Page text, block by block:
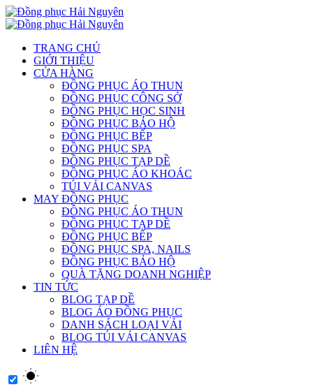
TRANG CHỦ
GIỚI THIỆU
CỬA HÀNG
ĐỒNG PHỤC ÁO THUN
ĐỒNG PHỤC CÔNG SỞ
ĐỒNG PHỤC HỌC SINH
ĐỒNG PHỤC BẢO HỘ
ĐỒNG PHỤC BẾP
ĐỒNG PHỤC SPA
ĐỒNG PHỤC TẠP DỀ
ĐỒNG PHỤC ÁO KHOÁC
TÚI VẢI CANVAS
MAY ĐỒNG PHỤC
ĐỒNG PHỤC ÁO THUN
ĐỒNG PHỤC TẠP DỀ
ĐỒNG PHỤC BẾP
ĐỒNG PHỤC SPA, NAILS
ĐỒNG PHỤC BẢO HỘ
QUÀ TẶNG DOANH NGHIỆP
TIN TỨC
BLOG TẠP DỀ
BLOG ÁO ĐỒNG PHỤC
DANH SÁCH LOẠI VẢI
BLOG TÚI VẢI CANVAS
LIÊN HỆ